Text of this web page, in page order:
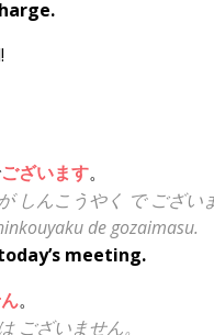
ございます。
しんこうやく で ござい
de gozaimasu.
meeting.
。
ございません。